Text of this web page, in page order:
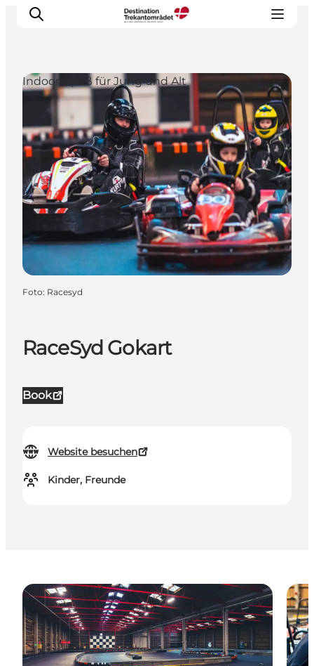
LEGOLAND® Billund Resort
Städte
Erlebnisse
Unterkünfte
Reiseplanung
Tickets
RaceSyd Gokart
Book
Website besuchen
Kinder, Freunde
Indoor-Spaß für Jung und Alt
Foto: Racesyd